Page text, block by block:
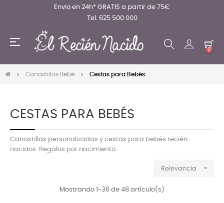
Envio en 24h* GRATIS a partir de 75€
Tel. 625 500 000
Navegación
☰
0
Canastillas Bebé Cestas para Bebés
CESTAS PARA BEBÉS
Canastillas personalizadas y cestas para bebés recién
nacidos. Regalos por nacimiento.
Relevancia 
Mostrando 1-36 de 48 artículo(s)